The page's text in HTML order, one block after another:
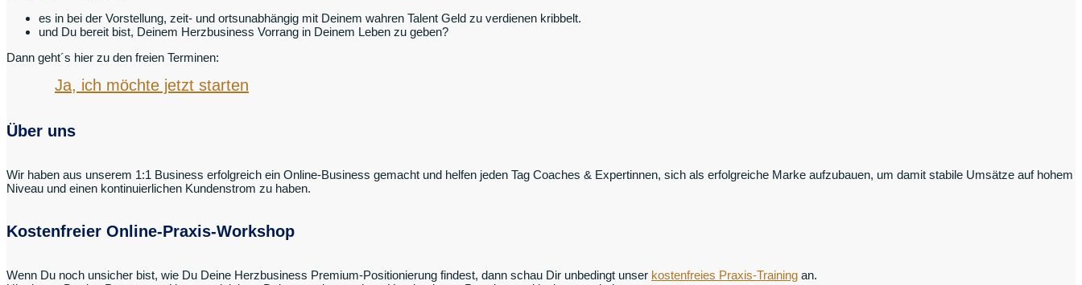
es in bei der Vorstellung, zeit- und ortsunabhängig mit Deinem wahren Talent Geld zu verdienen kribbelt.
und Du bereit bist, Deinem Herzbusiness Vorrang in Deinem Leben zu geben?
Dann geht´s hier zu den freien Terminen:
Ja, ich möchte jetzt starten
Über uns
Wir haben aus unserem 1:1 Business erfolgreich ein Online-Business gemacht und helfen jeden Tag Coaches & Expertinnen, sich als erfolgreiche Marke aufzubauen, um damit stabile Umsätze auf hohem
Niveau und einen kontinuierlichen Kundenstrom zu haben.
Kostenfreier Online-Praxis-Workshop
Wenn Du noch unsicher bist, wie Du Deine Herzbusiness Premium-Positionierung findest, dann schau Dir unbedingt unser kostenfreies Praxis-Training an.